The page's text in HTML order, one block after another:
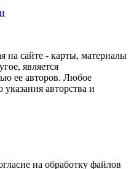
на сайте - карты, материалы
является
ее авторов. Любое
указания авторства и
на обработку файлов